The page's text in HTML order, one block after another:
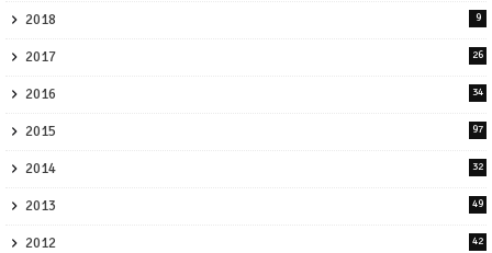
2018 9
2017 26
2016 34
2015 97
2014 32
2013 49
2012 42